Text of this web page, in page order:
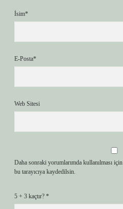
İsim*
E-Posta*
Web Sitesi
Daha sonraki yorumlarımda kullanılması
bu tarayıcıya kaydedilsin.
5 + 3 kaçtır? *